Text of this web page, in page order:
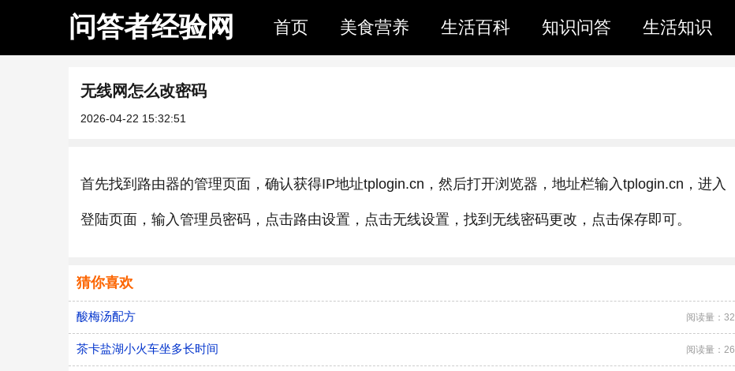
问答者经验网 首页 美食营养 生活百科 知识问答 生活知识
无线网怎么改密码
2026-04-22 15:32:51
首先找到路由器的管理页面，确认获得IP地址tplogin.cn，然后打开浏览器，地址栏输入tplogin.cn，进入
登陆页面，输入管理员密码，点击路由设置，点击无线设置，找到无线密码更改，点击保存即可。
猜你喜欢
酸梅汤配方 阅读量：32
茶卡盐湖小火车坐多长时间 阅读量：26